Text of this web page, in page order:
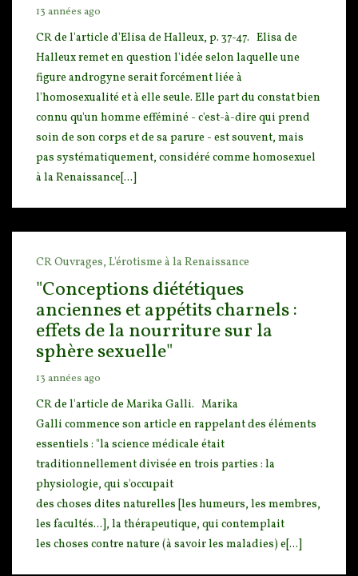
13 années ago
CR de l'article d'Elisa de Halleux, p. 37-47. Elisa de
Halleux remet en question l'idée selon laquelle une
figure androgyne serait forcément liée à
l'homosexualité et à elle seule. Elle part du constat bien
connu qu'un homme efféminé - c'est-à-dire qui prend
soin de son corps et de sa parure - est souvent, mais
pas systématiquement, considéré comme homosexuel
à la Renaissance[...]
CR Ouvrages, L'érotisme à la Renaissance
"Conceptions diététiques
anciennes et appétits charnels :
effets de la nourriture sur la
sphère sexuelle"
13 années ago
CR de l'article de Marika Galli. Marika
Galli commence son article en rappelant des éléments
essentiels : "la science médicale était
traditionnellement divisée en trois parties : la
physiologie, qui s'occupait
des choses dites naturelles [les humeurs, les membres,
les facultés...], la thérapeutique, qui contemplait
les choses contre nature (à savoir les maladies) e[...]